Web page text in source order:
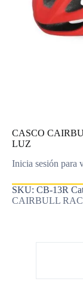
CASCO
LUZ
Inicia sesión para
SKU: CB-13R
CAIRBULL